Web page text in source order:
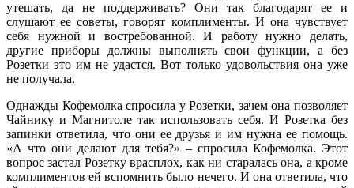
утешать, да не поддерживать? Они так благодарят ее и
слушают ее советы, говорят комплименты. И она чувствует
себя нужной и востребованной. И работу нужно делать,
другие приборы должны выполнять свои функции, а без
Розетки это им не удастся. Вот только удовольствия она уже
не получала.
Однажды Кофемолка спросила у Розетки, зачем она позволяет
Чайнику и Магнитоле так использовать себя. И Розетка без
запинки ответила, что они ее друзья и им нужна ее помощь.
«А что они делают для тебя?» – спросила Кофемолка. Этот
вопрос застал Розетку врасплох, как ни старалась она, а кроме
комплиментов ей вспомнить было нечего. И она ответила, что